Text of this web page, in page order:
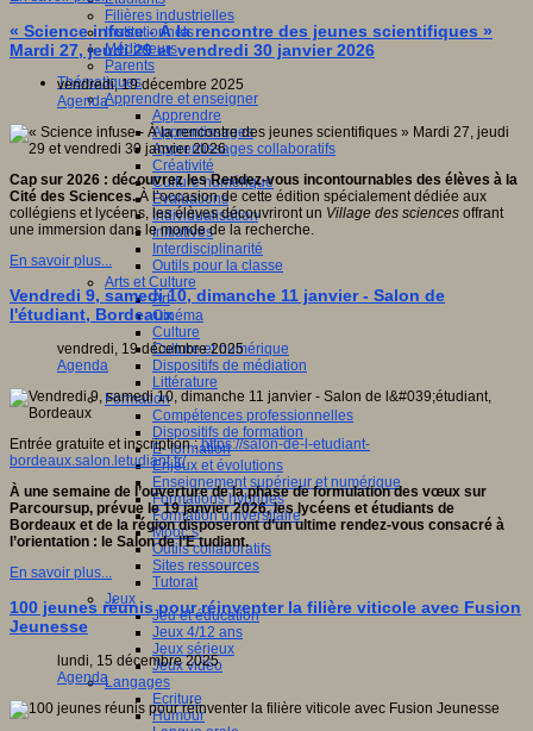
Filières industrielles
Institutionnels
Médiateurs
Parents
Thématiques
Apprendre et enseigner
Apprendre
Apprentissages
Apprentissages collaboratifs
Créativité
Culture numérique
Evaluations
Individualisation
Initiatives
Interdisciplinarité
Outils pour la classe
Arts et Culture
Art
Cinéma
Culture
Culture et numérique
Dispositifs de médiation
Littérature
Formation
Compétences professionnelles
Dispositifs de formation
E- formation
Enjeux et évolutions
Enseignement supérieur et numérique
Formations hybrides
Formation universitaire
Mooc’s
Outils collaboratifs
Sites ressources
Tutorat
Jeux
Jeu et éducation
Jeux 4/12 ans
Jeux sérieux
Jeux vidéo
Langages
Ecriture
Humour
« Science infuse - À la rencontre des jeunes scientifiques »
Mardi 27, jeudi 29 et vendredi 30 janvier 2026
vendredi, 19 décembre 2025
Agenda
Cap sur 2026 : découvrez les Rendez-vous incontournables des élèves à la
Cité des Sciences.À l’occasion de cette édition spécialement dédiée aux
collégiens et lycéens, les élèves découvriront un Village des sciences offrant
une immersion dans le monde de la recherche.
En savoir plus...
Vendredi 9, samedi 10, dimanche 11 janvier - Salon de
l'étudiant, Bordeaux
vendredi, 19 décembre 2025
Agenda
Entrée gratuite et inscription :https://salon-de-l-etudiant-
bordeaux.salon.letudiant.fr/
À une semaine de l’ouverture de la phase de formulation des vœux sur
Parcoursup, prévue le 19 janvier 2026, les lycéens et étudiants de
Bordeaux et de la région disposeront d’un ultime rendez-vous consacré à
l’orientation : le Salon de l’E tudiant.
En savoir plus...
100 jeunes réunis pour réinventer la filière viticole avec Fusion
Jeunesse
lundi, 15 décembre 2025
Agenda